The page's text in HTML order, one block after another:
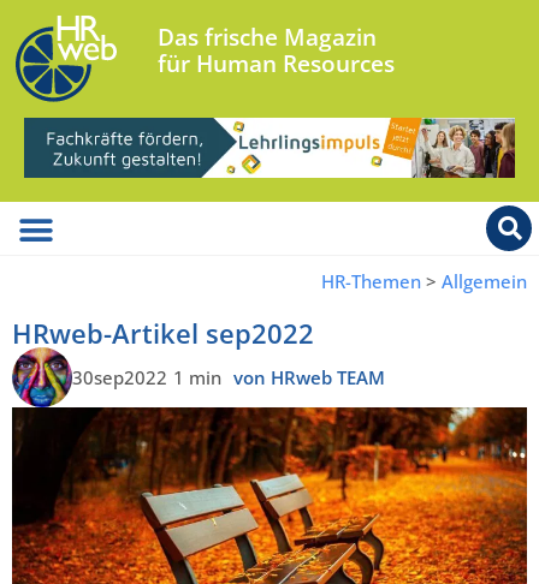
Das frische Magazin
für Human Resources
HR-Themen > Allgemein
HRweb-Artikel sep2022
30sep2022 1 min von HRweb TEAM